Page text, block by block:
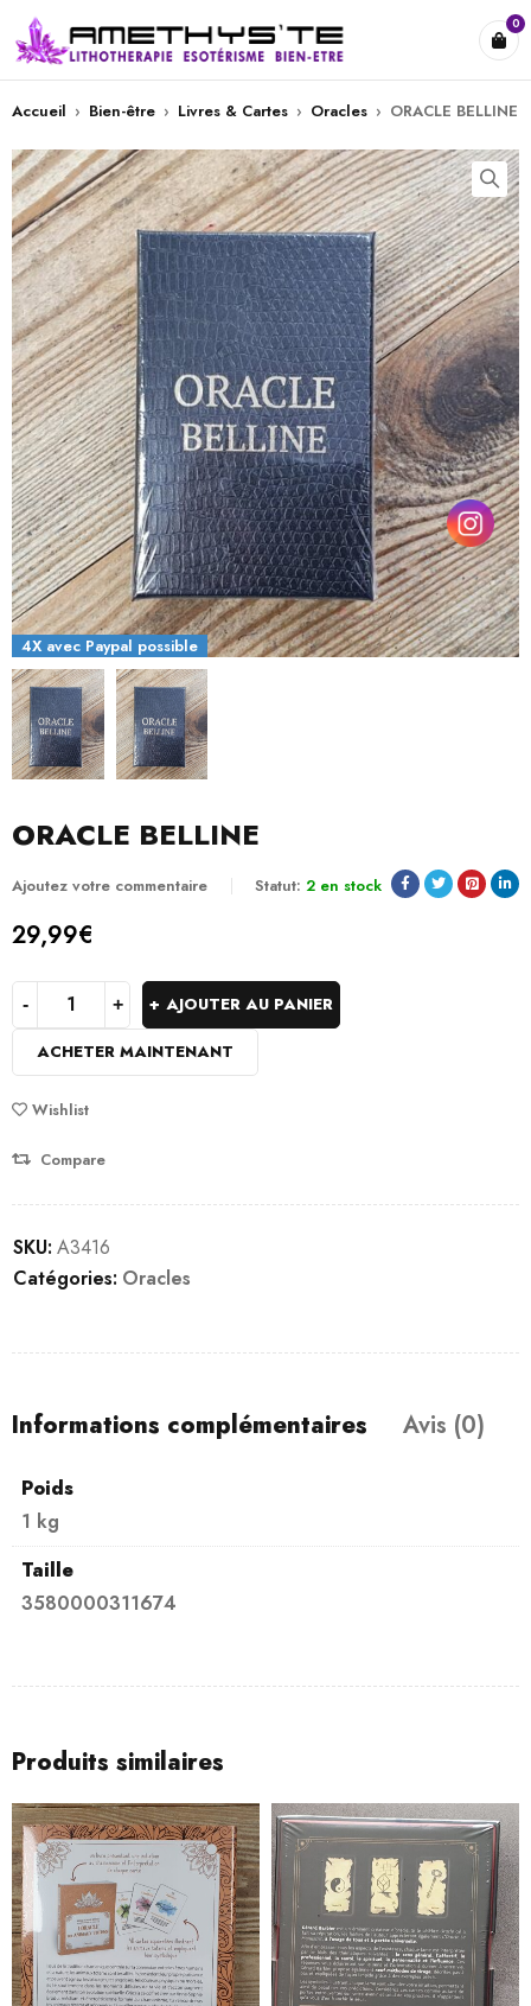
0
Accueil › Bien-être › Livres & Cartes › Oracles › ORACLE BELLINE
4X avec Paypal possible
ORACLE BELLINE
Ajoutez votre commentaire Statut: 2 en stock
29,99€
AJOUTER AU PANIER
ACHETER MAINTENANT
Wishlist
Compare
SKU: A3416
Catégories: Oracles
Informations complémentaires Avis (0)
Poids
1 kg
Taille
3580000311674
Produits similaires